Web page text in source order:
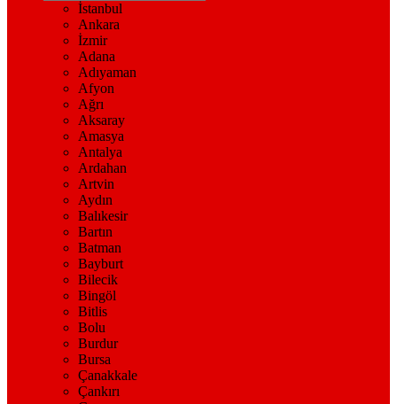
İstanbul
Ankara
İzmir
Adana
Adıyaman
Afyon
Ağrı
Aksaray
Amasya
Antalya
Ardahan
Artvin
Aydın
Balıkesir
Bartın
Batman
Bayburt
Bilecik
Bingöl
Bitlis
Bolu
Burdur
Bursa
Çanakkale
Çankırı